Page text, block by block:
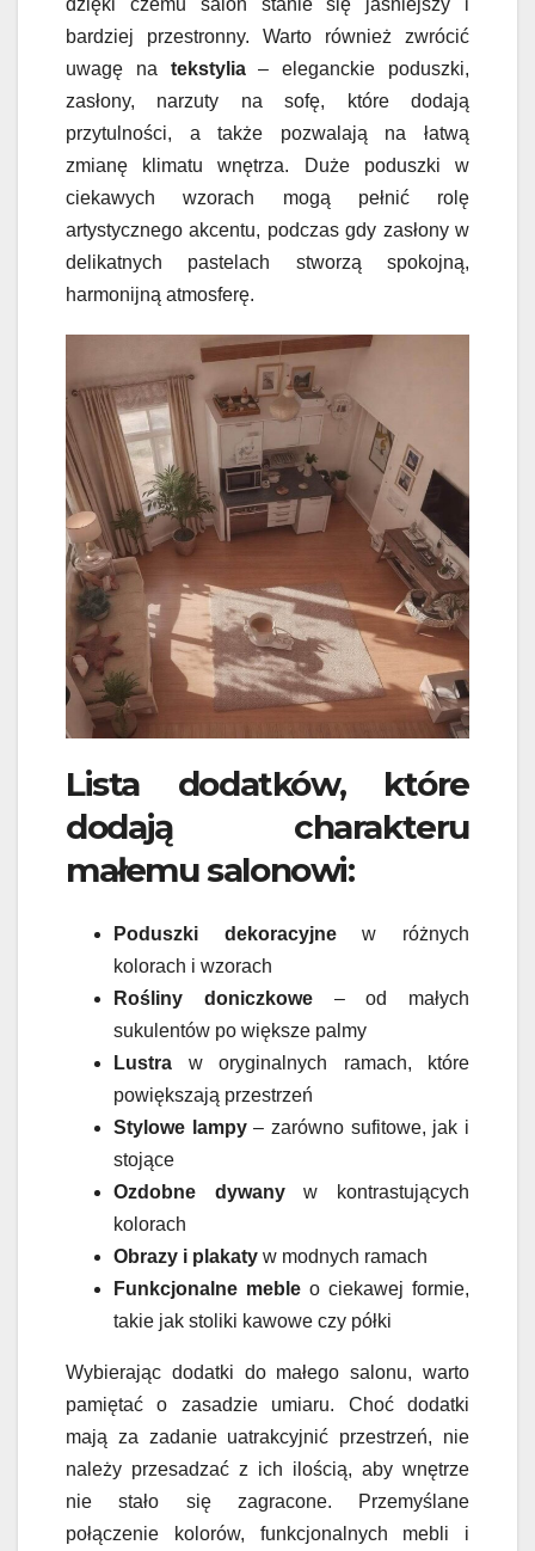
bardziej przestronny. Warto również zwrócić
uwagę na tekstylia– eleganckie poduszki,
zasłony, narzuty na sofę, które dodają
przytulności, a także pozwalają na łatwą
zmianę klimatu wnętrza. Duże poduszki w
ciekawych wzorach mogą pełnić rolę
artystycznego akcentu, podczas gdy zasłony w
delikatnych pastelach stworzą spokojną,
harmonijną atmosferę.
Lista dodatków, które
dodają charakteru
małemu salonowi:
Poduszki dekoracyjnew różnych
kolorach i wzorach
Rośliny doniczkowe– od małych
sukulentów po większe palmy
Lustra w oryginalnych ramach, które
powiększają przestrzeń
Stylowe lampy– zarówno sufitowe, jak i
stojące
Ozdobne dywanyw kontrastujących
kolorach
Obrazy i plakaty w modnych ramach
Funkcjonalne meble o ciekawej formie,
takie jak stoliki kawowe czy półki
Wybierając dodatki do małego salonu, warto
pamiętać o zasadzie umiaru. Choć dodatki
mają za zadanie uatrakcyjnić przestrzeń, nie
należy przesadzać z ich ilością, aby wnętrze
nie stało się zagracone. Przemyślane
połączenie kolorów, funkcjonalnych mebli i